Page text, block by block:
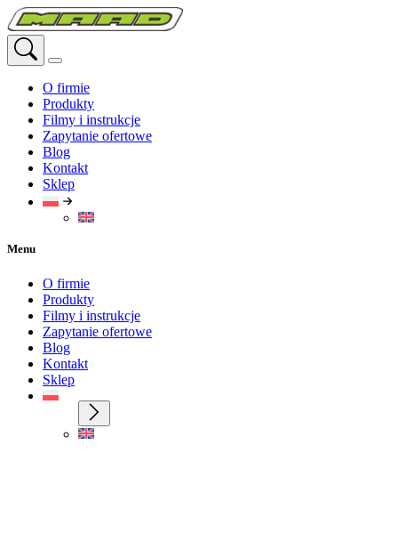
Przejdź
do
treści
O firmie
Produkty
Filmy i instrukcje
Zapytanie ofertowe
Blog
Kontakt
Sklep
Menu
O firmie
Produkty
Filmy i instrukcje
Zapytanie ofertowe
Blog
Kontakt
Sklep